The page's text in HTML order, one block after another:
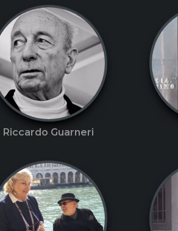
Riccardo Guarneri